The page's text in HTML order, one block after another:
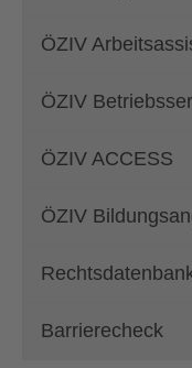
ÖZIV
ÖZIV
ÖZIV ACCESS
ÖZIV
Barrierecheck